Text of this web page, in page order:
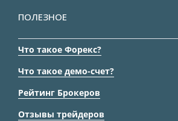
ПОЛЕЗНОЕ
Что такое Форекс?
Что такое демо-счет?
Рейтинг Брокеров
Отзывы трейдеров